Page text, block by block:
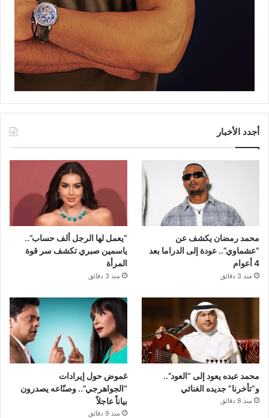
أجدد الأخبار
محمد رمضان يكشف عن
“عشماوي”.. عودة إلى الدراما بعد
4 أعوام
منذ 3 دقائق
“يعمل لها الرجل ألف حساب”..
ياسمين صبري تكشف سر قوة
المرأة
منذ 3 دقائق
محمد عبده يعود إلى “العود”..
و”تأخرنا” جديده الغنائي
منذ 8 دقائق
غموض حول إيرادات
“الجواهرجي”.. وصنّاعه يصدرون
بياناً عاجلاً
منذ 9 دقائق